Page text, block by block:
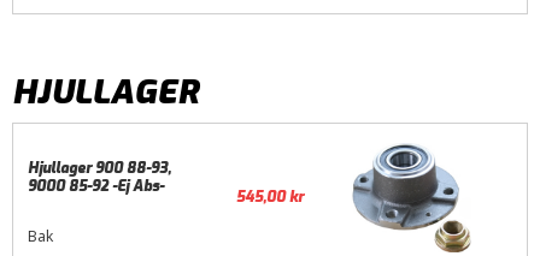
HJULLAGER
Hjullager 900 88-93,
9000 85-92 -Ej Abs-
Bak
545,00kr